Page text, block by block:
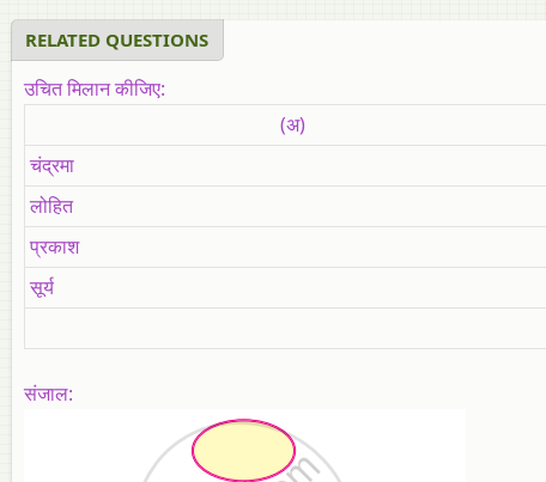
RELATED QUESTIONS
उचित मिलान कीजिए:
(अ)
चंद्रमा
लोहित
प्रकाश
सूर्य
संजाल: